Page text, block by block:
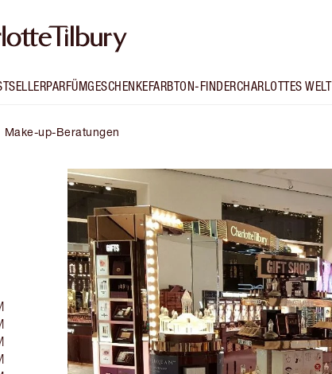
PARFÜMGESCHENKEFARBTON-FINDERCHARLOTTES WELT
Make-up-Beratungen